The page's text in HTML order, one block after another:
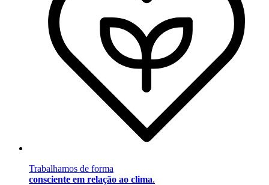
Trabalhamos de forma
consciente em relação ao clima.